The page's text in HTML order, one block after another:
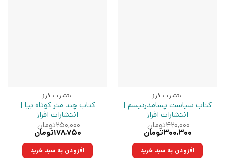
انتشارات افراز
کتاب سیاست پسامدرنیسم |
انتشارات افراز
۴۲۰,۰۰۰تومان
قیمت
۴۲۰,۰۰۰تومان
بود.
۳۰۰,۳۰۰تومان
۳۰۰,۳۰۰تومان.افزودن به سبد خرید
انتشارات افراز
کتاب چند متر کوتاه‌ بیا |
انتشارات افراز
۲۵۰,۰۰۰تومان
قیمت
۲۵۰,۰۰۰تومان
بود.
۱۷۸,۷۵۰تومان
۱۷۸,۷۵۰تومان.افزودن به سبد خرید